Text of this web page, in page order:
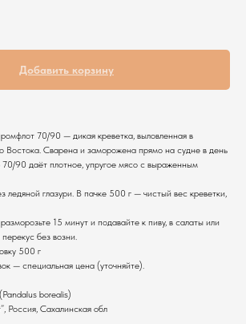
Добавить корзину
70/90 — дикая креветка, выловленная в
Востока. Сварена и заморожена прямо на судне в день
90 даёт плотное, упругое мясо с выраженным
ледяной глазури. В пачке 500 г — чистый вес креветки,
15 минут и подавайте к пиву, в салаты или
без возни.
500 г
— специальная цена (уточняйте).
borealis)
Сахалинская обл